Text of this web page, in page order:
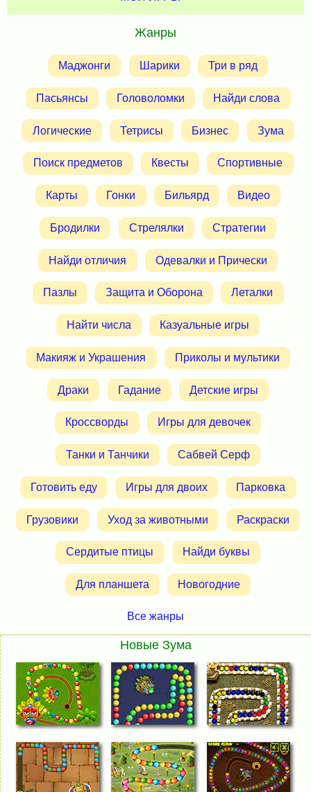
Жанры
Маджонги Шарики Три в ряд
Пасьянсы Головоломки Найди слова
Логические Тетрисы Бизнес Зума
Поиск предметов Квесты Спортивные
Карты Гонки Бильярд Видео
Бродилки Стрелялки Стратегии
Найди отличия Одевалки и Прически
Пазлы Защита и Оборона Леталки
Найти числа Казуальные игры
Макияж и Украшения Приколы и мультики
Драки Гадание Детские игры
Кроссворды Игры для девочек
Танки и Танчики Сабвей Серф
Готовить еду Игры для двоих Парковка
Грузовики Уход за животными Раскраски
Сердитые птицы Найди буквы
Для планшета Новогодние
Все жанры
Новые Зума